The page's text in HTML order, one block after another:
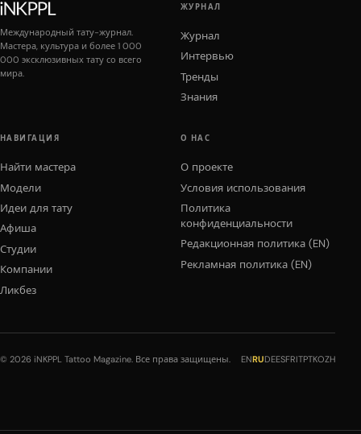
Международный тату-журнал.
Мастера, культура и более 1 000
000 эксклюзивных тату со всего
мира.
ЖУРНАЛ
Журнал
Интервью
Тренды
Знания
НАВИГАЦИЯ
Найти мастера
Модели
Идеи для тату
Афиша
Студии
Компании
Ликбез
О НАС
О проекте
Условия использования
Политика
конфиденциальности
Редакционная политика (EN)
Рекламная политика (EN)
© 2026 iNKPPL Tattoo Magazine. Все права защищены. ENRUDEESFRITPTKOZH